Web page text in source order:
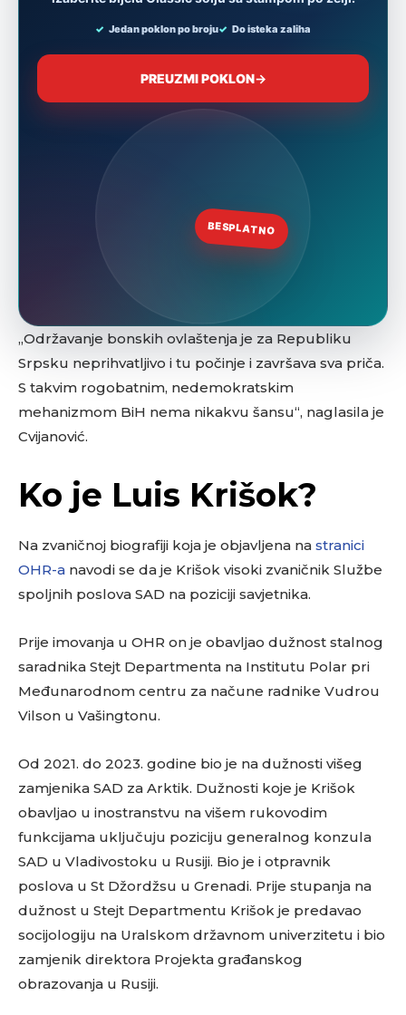
„Održavanje bonskih ovlaštenja je za Republiku
Srpsku neprihvatljivo i tu počinje i završava sva priča.
S takvim rogobatnim, nedemokratskim
mehanizmom BiH nema nikakvu šansu“, naglasila je
Cvijanović.
Ko je Luis Krišok?
Na zvaničnoj biografiji koja je objavljena na stranici
OHR-a navodi se da je Krišok visoki zvaničnik Službe
spoljnih poslova SAD na poziciji savjetnika.
Prije imovanja u OHR on je obavljao dužnost stalnog
saradnika Stejt Departmenta na Institutu Polar pri
Međunarodnom centru za načune radnike Vudrou
Vilson u Vašingtonu.
Od 2021. do 2023. godine bio je na dužnosti višeg
zamjenika SAD za Arktik. Dužnosti koje je Krišok
obavljao u inostranstvu na višem rukovodim
funkcijama uključuju poziciju generalnog konzula
SAD u Vladivostoku u Rusiji. Bio je i otpravnik
poslova u St Džordžsu u Grenadi. Prije stupanja na
dužnost u Stejt Departmentu Krišok je predavao
socijologiju na Uralskom državnom univerzitetu i bio
zamjenik direktora Projekta građanskog
obrazovanja u Rusiji.